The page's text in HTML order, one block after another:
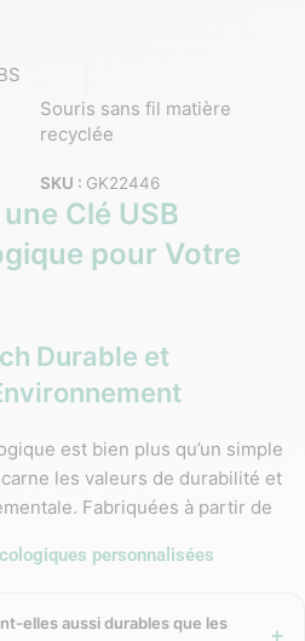
Souris sans fil matière
recyclée
SKU : GK22446
Clé USB
pour Votre
Durable et
est bien plus qu’un simple
les valeurs de durabilité et
Fabriquées à partir de
USB permettent de réduire
En choisissant de
personnalisées
elles aussi durables que les